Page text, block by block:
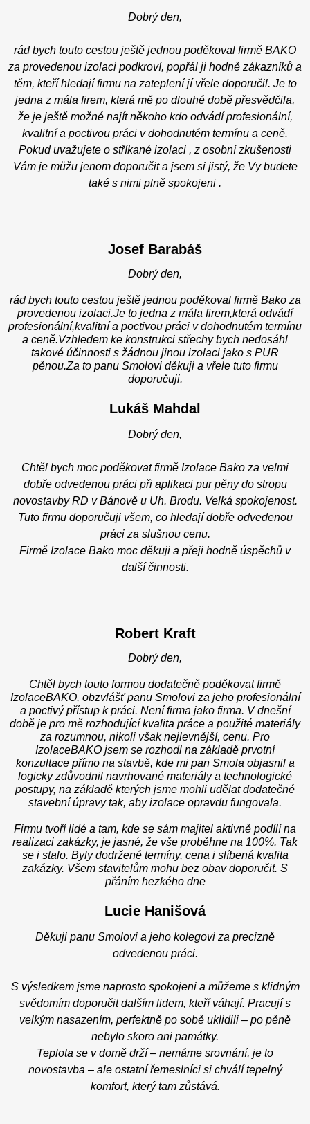
Dobrý den,
rád bych touto cestou ještě jednou poděkoval firmě BAKO
za provedenou izolaci podkroví, popřál ji hodně zákazníků a
těm, kteří hledají firmu na zateplení jí vřele doporučil. Je to
jedna z mála firem, která mě po dlouhé době přesvědčila,
že je ještě možné najít někoho kdo odvádí profesionální,
kvalitní a poctivou práci v dohodnutém termínu a ceně.
Pokud uvažujete o stříkané izolaci , z osobní zkušenosti
Vám je můžu jenom doporučit a jsem si jistý, že Vy budete
také s nimi plně spokojeni .
Josef Barabáš
Dobrý den,
rád bych touto cestou ještě jednou poděkoval firmě Bako za
provedenou izolaci.Je to jedna z mála firem,která odvádí
profesionální,kvalitní a poctivou práci v dohodnutém termínu
a ceně.Vzhledem ke konstrukci střechy bych nedosáhl
takové účinnosti s žádnou jinou izolaci jako s PUR
pěnou.Za to panu Smolovi děkuji a vřele tuto firmu
doporučuji.
Lukáš Mahdal
Dobrý den,
Chtěl bych moc poděkovat firmě Izolace Bako za velmi
dobře odvedenou práci při aplikaci pur pěny do stropu
novostavby RD v Bánově u Uh. Brodu. Velká spokojenost.
Tuto firmu doporučuji všem, co hledají dobře odvedenou
práci za slušnou cenu.
Firmě Izolace Bako moc děkuji a přeji hodně úspěchů v
další činnosti.
Robert Kraft
Dobrý den,
Chtěl bych touto formou dodatečně poděkovat firmě
IzolaceBAKO, obzvlášť panu Smolovi za jeho profesionální
a poctivý přístup k práci. Není firma jako firma. V dnešní
době je pro mě rozhodující kvalita práce a použité materiály
za rozumnou, nikoli však nejlevnější, cenu. Pro
IzolaceBAKO jsem se rozhodl na základě prvotní
konzultace přímo na stavbě, kde mi pan Smola objasnil a
logicky zdůvodnil navrhované materiály a technologické
postupy, na základě kterých jsme mohli udělat dodatečné
stavební úpravy tak, aby izolace opravdu fungovala.
Firmu tvoří lidé a tam, kde se sám majitel aktivně podílí na
realizaci zakázky, je jasné, že vše proběhne na 100%. Tak
se i stalo. Byly dodržené termíny, cena i slíbená kvalita
zakázky. Všem stavitelům mohu bez obav doporučit. S
přáním hezkého dne
Lucie Hanišová
Děkuji panu Smolovi a jeho kolegovi za precizně
odvedenou práci.
S výsledkem jsme naprosto spokojeni a můžeme s klidným
svědomím doporučit dalším lidem, kteří váhají. Pracují s
velkým nasazením, perfektně po sobě uklidili – po pěně
nebylo skoro ani památky.
Teplota se v domě drží – nemáme srovnání, je to
novostavba – ale ostatní řemeslníci si chválí tepelný
komfort, který tam zůstává.